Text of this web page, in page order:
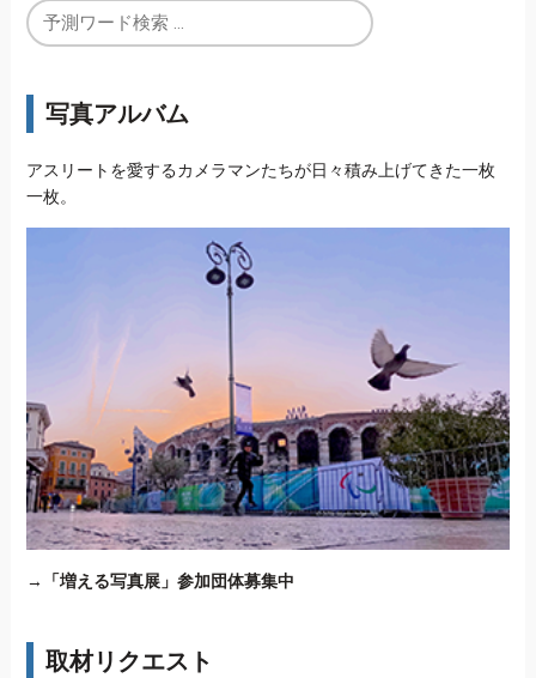
写真アルバム
アスリートを愛するカメラマンたちが日々積み上げてきた一枚
一枚。
→ 「増える写真展」参加団体募集中
取材リクエスト